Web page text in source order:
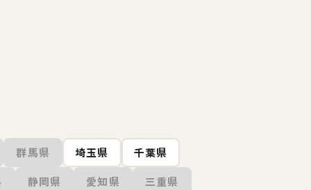
群馬県 埼玉県
千葉県
静岡県 愛知県
三重県